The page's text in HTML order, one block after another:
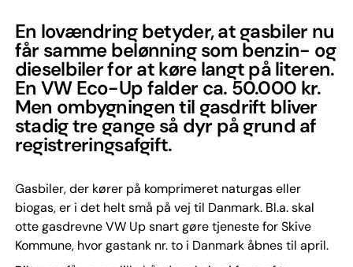
En lovændring betyder, at gasbiler nu
får samme belønning som benzin- og
dieselbiler for at køre langt på literen.
En VW Eco-Up falder ca. 50.000 kr.
Men ombygningen til gasdrift bliver
stadig tre gange så dyr på grund af
registreringsafgift.
Gasbiler, der kører på komprimeret naturgas eller
biogas, er i det helt små på vej til Danmark. Bl.a. skal
otte gasdrevne VW Up snart gøre tjeneste for Skive
Kommune, hvor gastank nr. to i Danmark åbnes til april.